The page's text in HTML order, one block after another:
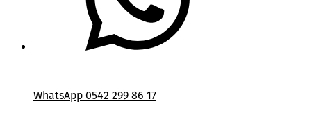
WhatsApp 0542 299 86 17